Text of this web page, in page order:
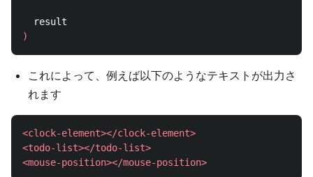
)
これによって、例えば以下のようなテキストが出力さ
れます
<clock-element></clock-element>
<todo-list></todo-list>
<mouse-position></mouse-position>